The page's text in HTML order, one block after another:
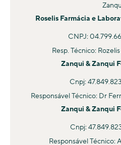
Roselis Farmácia e
CNPJ:
Resp. Técnico:
Zanqui & Zanqui
Cnpj:
Responsável Técnico: Dr
Zanqui & Zanqui
Cnpj:
Responsável Técnico: